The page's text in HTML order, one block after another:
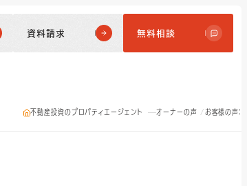
資料請求 無料相談
不動産投資のプロパティエージェント オーナーの声 お客様の声：